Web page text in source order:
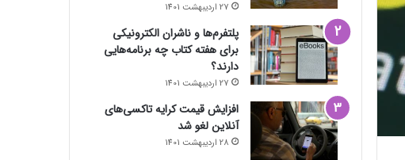
27 اردیبهشت 1401
پلتفرم‌ها و ناشران الکترونیکی
برای هفته کتاب چه برنامه‌هایی
دارند؟
27 اردیبهشت 1401
افزایش قیمت کرایه تاکسی‌های
آنلاین لغو شد
28 اردیبهشت 1401